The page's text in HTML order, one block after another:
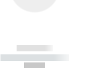
------------
----------- -----------